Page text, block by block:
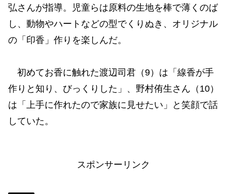
弘さんが指導。児童らは原料の生地を棒で薄くのば
し、動物やハートなどの型でくりぬき、オリジナル
の「印香」作りを楽しんだ。
初めてお香に触れた渡辺司君（9）は「線香が手
作りと知り、びっくりした」、野村侑生さん（10）
は「上手に作れたので家族に見せたい」と笑顔で話
していた。
スポンサーリンク